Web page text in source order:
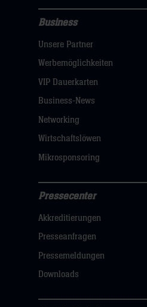
Navigation
öffnen,
dann
klicken
Business
Unsere Partner
Werbemöglichkeiten
VIP Dauerkarten
Business-News
Networking
Wirtschaftslöwen
Mikrosponsoring
Navigation
öffnen,
dann
klicken
hier
Pressecenter
Akkreditierungen
Presseanfragen
Pressemeldungen
Downloads